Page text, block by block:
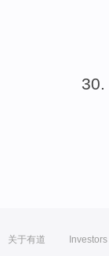
关于有道 Investors